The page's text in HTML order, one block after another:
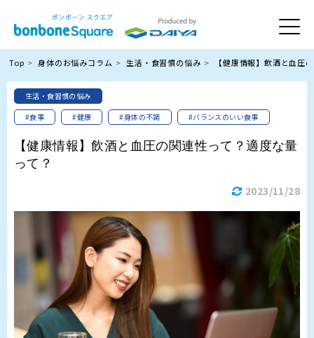
Top 身体のお悩みコラム 生活・食習慣の悩み 【健康情報】飲酒と血圧
生活・食習慣の悩み
#食事
#健康 #身体の不調 #バランスのいい食事
【健康情報】飲酒と血圧の関連性って？適度な量
って？
2023/11/28